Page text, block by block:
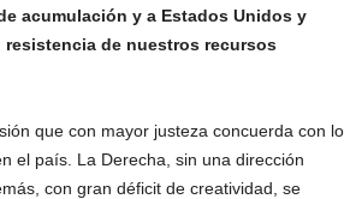
acumulación y a Estados Unidos y
resistencia de nuestros recursos
que con mayor justeza concuerda con lo
el país. La Derecha, sin una dirección
con gran déficit de creatividad, se